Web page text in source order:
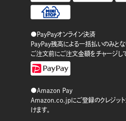
●PayPayオンライン決済
PayPay残高による一括払いのみとな
ご注文前にご注文金額をチャージし
●Amazon Pay
Amazon.co.jpにご登録のクレジッ
けます。